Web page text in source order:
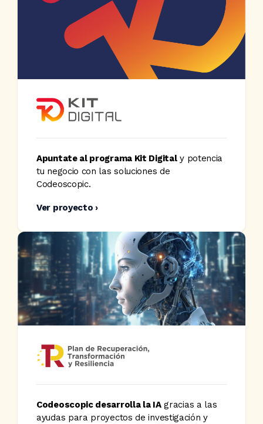
Apuntate al programa Kit Digitaly potencia
tu negocio con las soluciones de
Codeoscopic.
Ver proyecto ›
Codeoscopic desarrolla la IAgracias a las
ayudas para proyectos de investigación y